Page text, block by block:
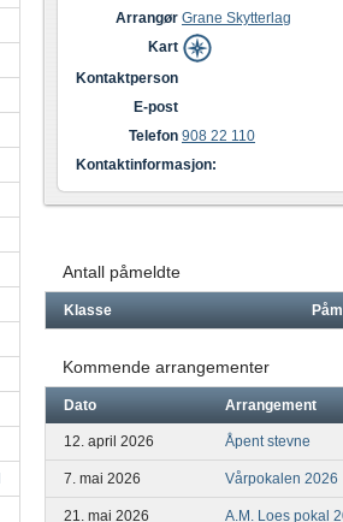
Arrangør Grane Skytterlag
Kart
Kontaktperson
E-post
Telefon 908 22 110
Kontaktinformasjon:
Antall påmeldte
Klasse
Kommende arrangementer
Dato Arrangement
12. april 2026 Åpent stevne
7. mai 2026 Vårpokalen 2026
21. mai 2026 A.M. Loes pokal